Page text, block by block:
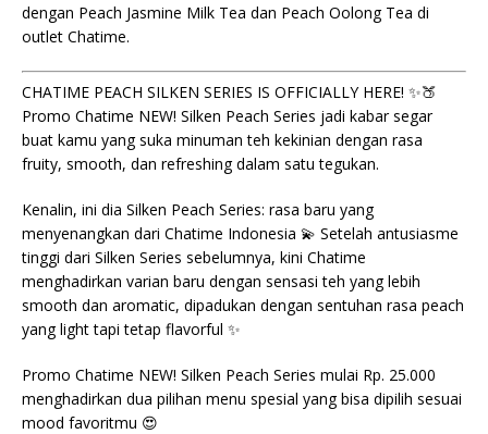
dengan Peach Jasmine Milk Tea dan Peach Oolong Tea di
outlet Chatime.
CHATIME PEACH SILKEN SERIES IS OFFICIALLY HERE! ✨🍑
Promo Chatime NEW! Silken Peach Series jadi kabar segar
buat kamu yang suka minuman teh kekinian dengan rasa
fruity, smooth, dan refreshing dalam satu tegukan.
Kenalin, ini dia Silken Peach Series: rasa baru yang
menyenangkan dari Chatime Indonesia 💫 Setelah antusiasme
tinggi dari Silken Series sebelumnya, kini Chatime
menghadirkan varian baru dengan sensasi teh yang lebih
smooth dan aromatic, dipadukan dengan sentuhan rasa peach
yang light tapi tetap flavorful ✨
Promo Chatime NEW! Silken Peach Series mulai Rp. 25.000
menghadirkan dua pilihan menu spesial yang bisa dipilih sesuai
mood favoritmu 😍